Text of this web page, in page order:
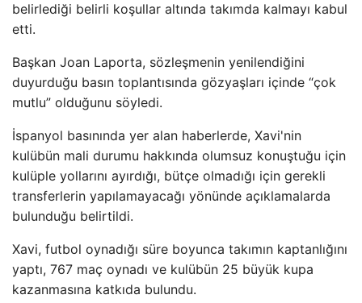
belirlediği belirli koşullar altında takımda kalmayı kabul
etti.
Başkan Joan Laporta, sözleşmenin yenilendiğini
duyurduğu basın toplantısında gözyaşları içinde “çok
mutlu” olduğunu söyledi.
İspanyol basınında yer alan haberlerde, Xavi'nin
kulübün mali durumu hakkında olumsuz konuştuğu için
kulüple yollarını ayırdığı, bütçe olmadığı için gerekli
transferlerin yapılamayacağı yönünde açıklamalarda
bulunduğu belirtildi.
Xavi, futbol oynadığı süre boyunca takımın kaptanlığını
yaptı, 767 maç oynadı ve kulübün 25 büyük kupa
kazanmasına katkıda bulundu.